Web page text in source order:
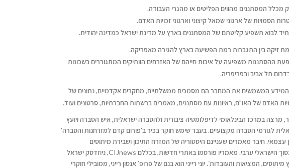
מכלל המסתננים מהווים הפליטים או מהגרי העבודה.
הסמויות של ארגוני שמאל קיצוני וארגוני זכויות האדם.
לבוא תשפיע קליטתם של המסתננים בארץ על מדינת ישראל כמדינה יהודית.
זיקה בין התגברות רמת הפשיעה בארץ להגירה מאפריקה.
ההסתננות משפיעה על איכות חייהם של האזרחים הוותיקים המתגוררים בשכונות
תל אביב ובפריפריה.
המידע המשמשים את המחבר הם מסמכים ממשלתיים, מחקרים אקדמיים, נתונים של
האדם של האו”ם, ראיונות עם מסתננים, מאמרים ברשתות החברתיות, סרטונים ועוד.
מרצה במרכז הבינלאומי לדיפלומטיה ציבורית ולהסברה ישראלית, איש הסברה ויועץ
לגורמי הסברה מקצועיים. בעבר שימש חוקר בכיר ב’פורום קדם למזרחנות והסברה’
עצמאי. חיבר מאמרים שעניינם היסטוריה של המזרח התיכון ושבירת מיתוסים
המתייחסים לסכסוך הישראלי ערבי. מאמריו פורסמו באתרי חדשות, בכללם CIJnews, ניוזדסק ישראל
מיתוסים, המציאות והעובדות׳. יוני רייני הוא בנם של פרופ’ אנסון רייני, ממובילי חוקרי